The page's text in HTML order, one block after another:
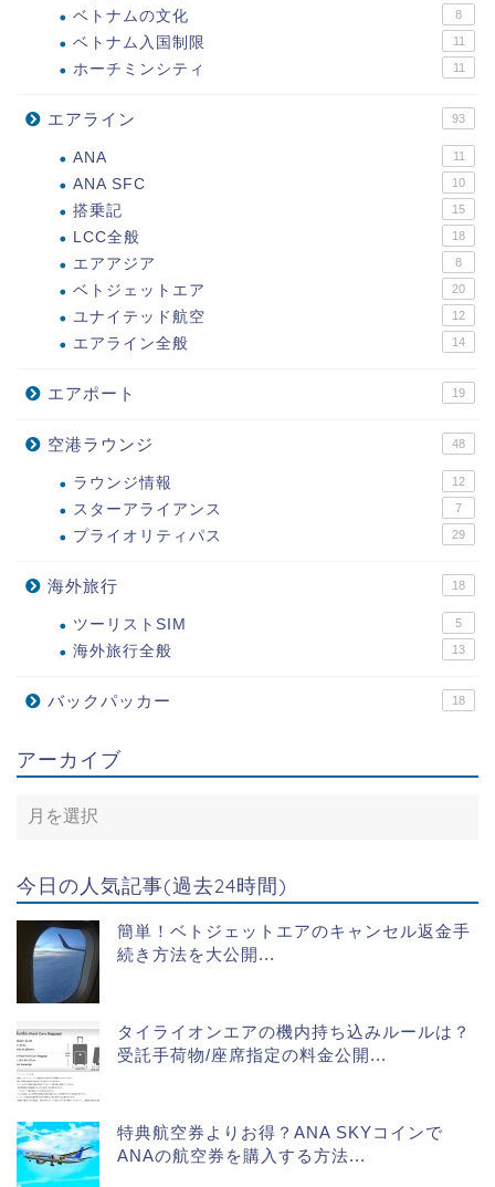
ベトナムの文化 8
ベトナム入国制限 11
ホーチミンシティ 11
エアライン 93
ANA 11
ANA SFC 10
搭乗記 15
LCC全般 18
エアアジア 8
ベトジェットエア 20
ユナイテッド航空 12
エアライン全般 14
エアポート 19
空港ラウンジ 48
ラウンジ情報 12
スターアライアンス 7
プライオリティパス 29
海外旅行 18
ツーリストSIM 5
海外旅行全般 13
バックパッカー 18
アーカイブ
今日の人気記事(過去24時間)
簡単！ベトジェットエアのキャンセル返金手
続き方法を大公開...
タイライオンエアの機内持ち込みルールは？
受託手荷物/座席指定の料金公開...
特典航空券よりお得？ANA SKYコインで
ANAの航空券を購入する方法...